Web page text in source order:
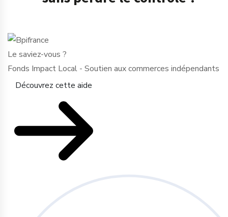
Le saviez-vous ?
Fonds Impact Local - Soutien aux commerces indépendants
Découvrez cette aide